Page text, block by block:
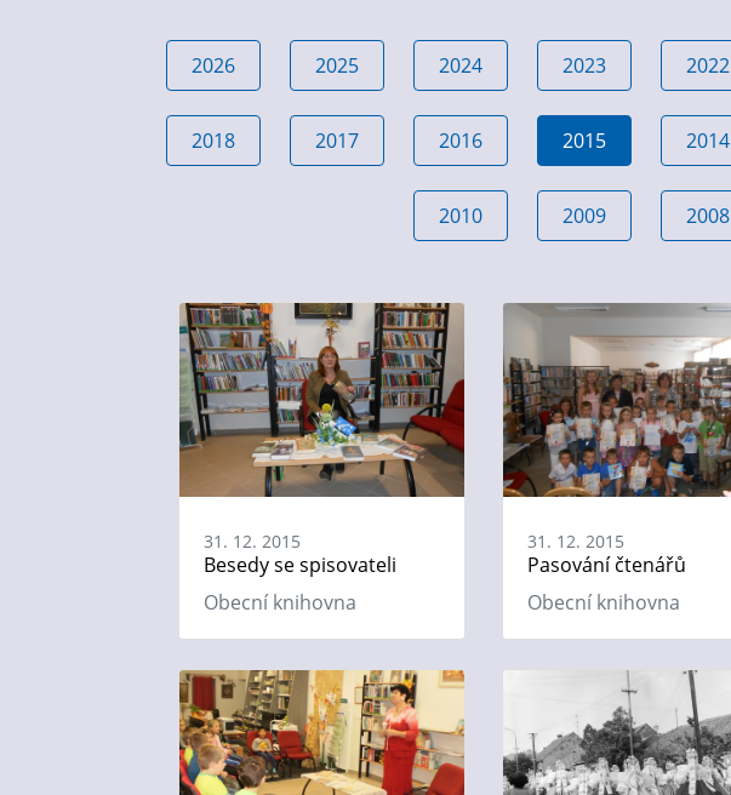
2026 2025 2024 2023 2022
2018 2017 2016 2015 2014
2010 2009 2008
31. 12. 2015
Besedy se spisovateli
Obecní knihovna
31. 12. 2015
Pasování čtenářů
Obecní knihovna